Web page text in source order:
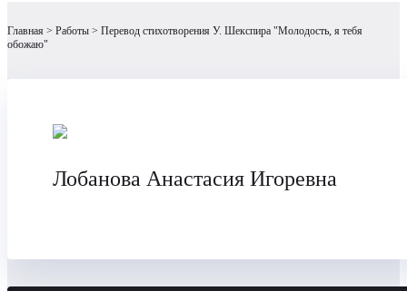
Главная Работы
Перевод стихотворения У. Шекспира "Молодость, я тебя
обожаю"
Лобанова Анастасия Игоревна